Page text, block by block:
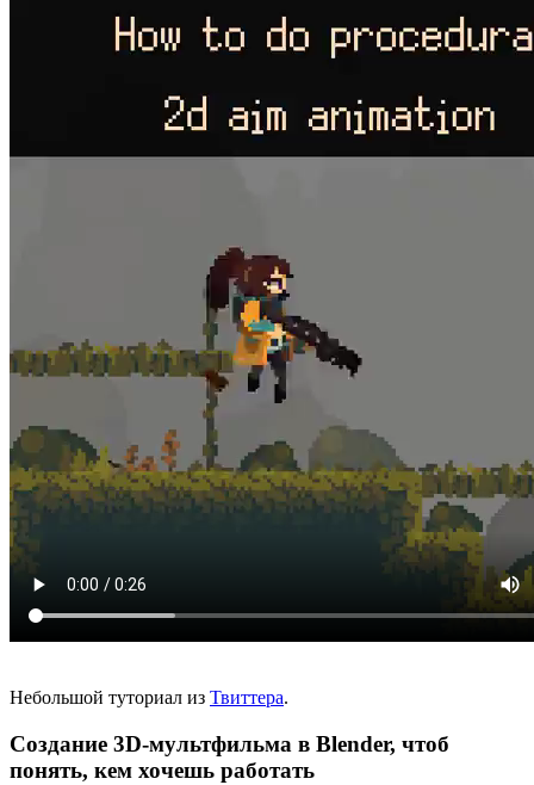
Небольшой туториал из Твиттера.
Создание 3D-мультфильма в Blender, чтоб
понять, кем хочешь работать